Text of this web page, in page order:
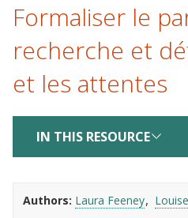
Formaliser le
recherche et
et les attentes
IN THIS RESOURCE
Authors Laura Feeney